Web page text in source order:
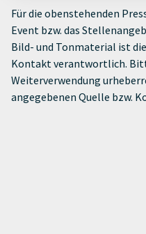
Für die obenstehenden
Event bzw. das
Bild- und Tonmaterial ist
Kontakt verantwortlich.
Weiterverwendung
angegebenen Quelle bzw.